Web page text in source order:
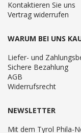
Kontaktieren Sie uns
Vertrag widerrufen
WARUM BEI UNS
Liefer- und
Sichere Bezahlung
AGB
Widerrufsrecht
NEWSLETTER
Mit dem Tyrol Phila-